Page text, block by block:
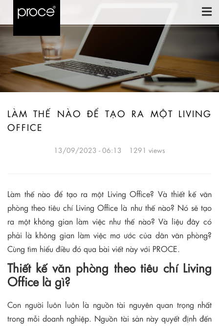
LÀM THẾ NÀO ĐỂ TẠO RA MỘT LIVING
OFFICE
13/09/2023 - 06:13 1291 views
Làm thế nào để tạo ra một Living Office? Và thiết kế văn
phòng theo tiêu chí Living Office là như thế nào? Nó sẽ tạo
ra một không gian làm việc như thế nào? Và liệu đây có
phải là không gian làm việc mơ ước của dân văn phòng?
Cùng tìm hiểu điều đó qua bài viết này với PROCE.
Thiết kế văn phòng theo tiêu chí Living
Office là gì?
Con người luôn luôn là nguồn tài nguyên quan trọng nhất
trong mỗi doanh nghiệp. Nguồn tài sản này quyết định đến